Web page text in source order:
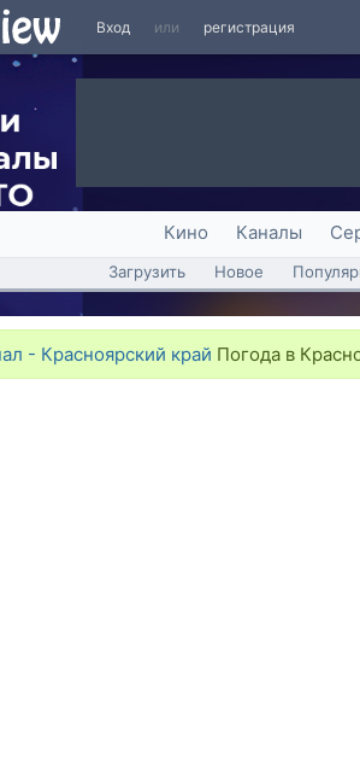
Вход или регистрация
Кино Каналы
Загрузить Новое
- Красноярский край Погода в